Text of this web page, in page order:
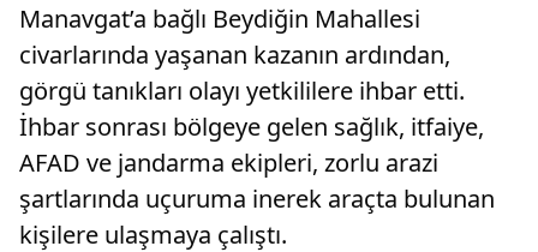
Manavgat’a bağlı Beydiğin Mahallesi
civarlarında yaşanan kazanın ardından,
görgü tanıkları olayı yetkililere ihbar etti.
İhbar sonrası bölgeye gelen sağlık, itfaiye,
AFAD ve jandarma ekipleri, zorlu arazi
şartlarında uçuruma inerek araçta bulunan
kişilere ulaşmaya çalıştı.